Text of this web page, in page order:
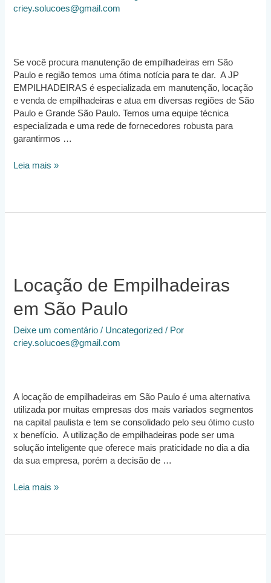
criey.solucoes@gmail.com
Se você procura manutenção de empilhadeiras em São
Paulo e região temos uma ótima notícia para te dar. A JP
EMPILHADEIRAS é especializada em manutenção, locação
e venda de empilhadeiras e atua em diversas regiões de São
Paulo e Grande São Paulo. Temos uma equipe técnica
especializada e uma rede de fornecedores robusta para
garantirmos …
Manutenção
Paulo
Leia mais »
Locação de Empilhadeiras
em São Paulo
Deixe um comentário / Uncategorized / Por
criey.solucoes@gmail.com
A locação de empilhadeiras em São Paulo é uma alternativa
utilizada por muitas empresas dos mais variados segmentos
na capital paulista e tem se consolidado pelo seu ótimo custo
x benefício. A utilização de empilhadeiras pode ser uma
solução inteligente que oferece mais praticidade no dia a dia
da sua empresa, porém a decisão de …
Locação
São
Leia mais »